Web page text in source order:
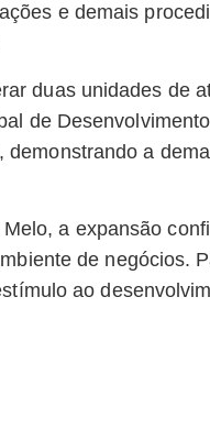
e demais
duas unidades de
de
a
a expansão
de negócios.
ao